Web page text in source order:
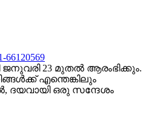
23 മുതൽ ആരംഭിക്കും.
എന്തെങ്കിലും
ദയവായി ഒരു സന്ദേശം